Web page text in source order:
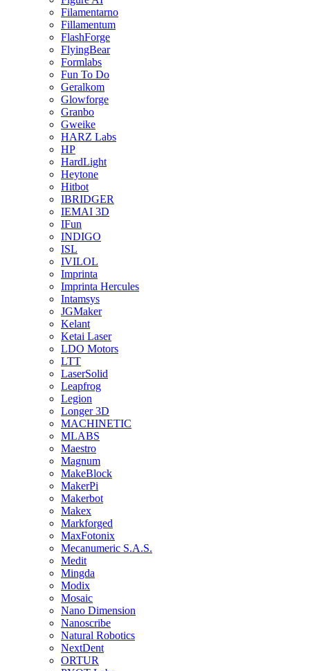
Filamentarno
Fillamentum
FlashForge
FlyingBear
Formlabs
Fun To Do
Geralkom
Glowforge
Granbo
Gweike
HARZ Labs
HP
HardLight
Heytone
Hitbot
IBRIDGER
IEMAI 3D
IFun
INDIGO
ISL
IVILOL
Imprinta
Imprinta Hercules
Intamsys
JGMaker
Kelant
Ketai Laser
LDO Motors
LTT
LaserSolid
Leapfrog
Legion
Longer 3D
MACHINETIC
MLABS
Maestro
Magnum
MakeBlock
MakerPi
Makerbot
Makex
Markforged
MaxFotonix
Mecanumeric S.A.S.
Medit
Mingda
Modix
Mosaic
Nano Dimension
Nanoscribe
Natural Robotics
NextDent
ORTUR